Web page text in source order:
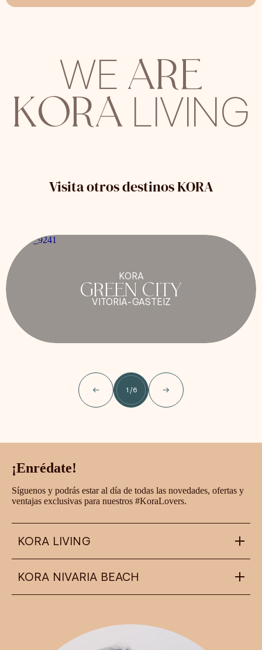
WE ARE
KORA LIVING
Visita otros destinos KORA
KORA
GREEN CITY
VITORIA-GASTEIZ
1 /6
¡Enrédate!
Síguenos y podrás estar al día de todas las novedades, ofertas y
ventajas exclusivas para nuestros #KoraLovers.
KORA LIVING
KORA NIVARIA BEACH
info@koraliving.com